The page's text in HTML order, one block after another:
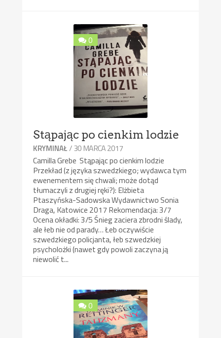
0
Stąpając po cienkim lodzie
KRYMINAŁ/ 30 MARCA 2017
Camilla Grebe Stąpając po cienkim lodzie
Przekład (z języka szwedzkiego; wydawca tym
ewenementem się chwali; może dotąd
tłumaczyli z drugiej ręki?): Elżbieta
Ptaszyńska-Sadowska Wydawnictwo Sonia
Draga, Katowice 2017 Rekomendacja: 3/7
Ocena okładki: 3/5 Śnieg zaciera zbrodni ślady,
ale łeb nie od parady… Łeb oczywiście
szwedzkiego policjanta, łeb szwedzkiej
psycholożki (nawet gdy powoli zaczyna ją
niewolić t...
0